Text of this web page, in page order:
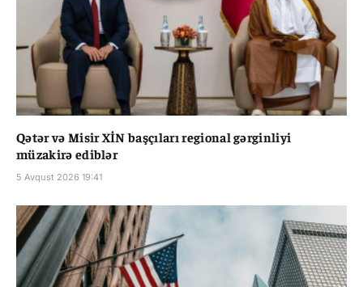
Qətər və Misir XİN başçıları regional gərginliyi
müzakirə ediblər
5 Avqust 2026 19:41